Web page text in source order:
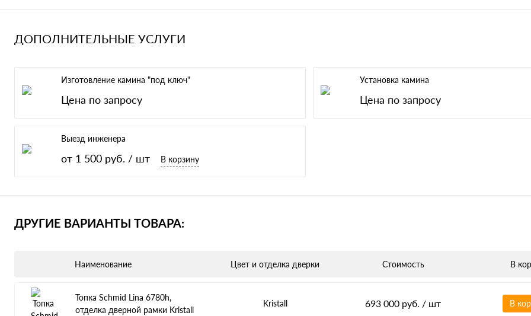
ДОПОЛНИТЕЛЬНЫЕ УСЛУГИ
Изготовление камина "под ключ"
Цена по запросу
Установка камина
Цена по запросу
Выезд инженера
от 1 500 руб. / шт В корзину
ДРУГИЕ ВАРИАНТЫ ТОВАРА:
Наименование Цвет и отделка дверки Стоимость В
Топка Schmid Lina 6780h,
отделка дверной рамки Kristall
Kristall 693 000 руб. / шт В